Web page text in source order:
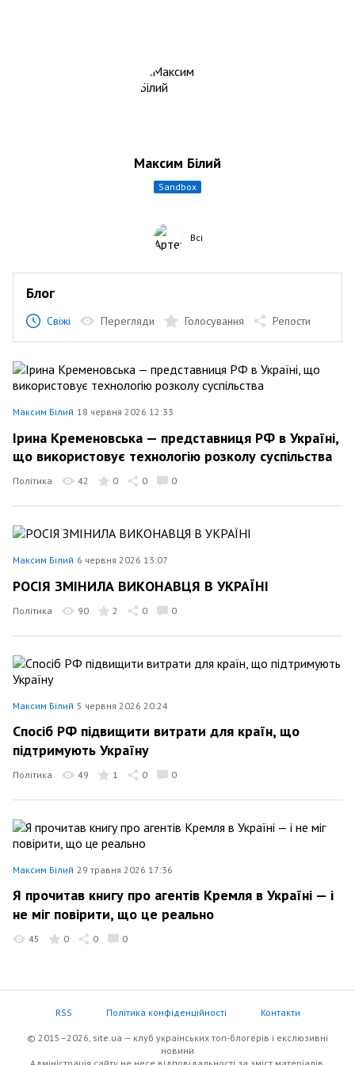
Максим Білий
sandbox
Всі
Блог
Свіжі Перегляди Голосування Репости
Максим Білий 18 червня 2026 12:33
Ірина Кременовська — представниця РФ в Україні,
що використовує технологію розколу суспільства
Політика 42 0 0 0
Максим Білий 6 червня 2026 13:07
РОСІЯ ЗМІНИЛА ВИКОНАВЦЯ В УКРАЇНІ
Політика 90 2 0 0
Максим Білий 5 червня 2026 20:24
Спосіб РФ підвищити витрати для країн, що
підтримують Україну
Політика 49 1 0 0
Максим Білий 29 травня 2026 17:36
Я прочитав книгу про агентів Кремля в Україні — і
не міг повірити, що це реально
45 0 0 0
RSS Політика конфіденційності Контакти
© 2015–2026, site.ua — клуб українських топ-блогерів i екслюзивнi
новини